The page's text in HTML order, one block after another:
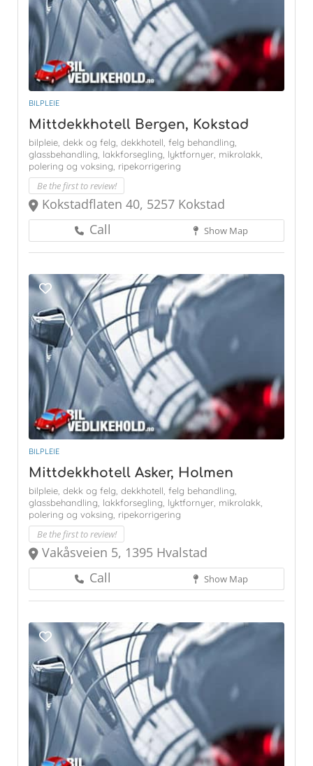
BILPLEIE
Mittdekkhotell Bergen, Kokstad
bilpleie, dekk og felg, dekkhotell, felg behandling,
glassbehandling, lakkforsegling, lyktfornyer, mikrolakk,
polering og voksing, ripekorrigering
Be the first to review!
Kokstadflaten 40, 5257 Kokstad
Call
Show Map
BILPLEIE
Mittdekkhotell Asker, Holmen
bilpleie, dekk og felg, dekkhotell, felg behandling,
glassbehandling, lakkforsegling, lyktfornyer, mikrolakk,
polering og voksing, ripekorrigering
Be the first to review!
Vakåsveien 5, 1395 Hvalstad
Call
Show Map